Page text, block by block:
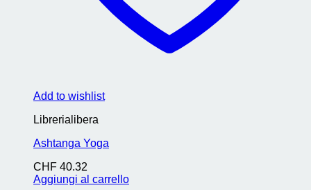
Add to wishlist
Librerialibera
Ashtanga Yoga
CHF 40.32
Aggiungi al carrello